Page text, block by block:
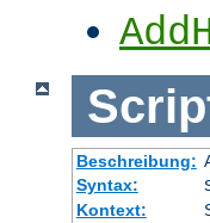
Beschreibung:
Syntax:
Kontext: